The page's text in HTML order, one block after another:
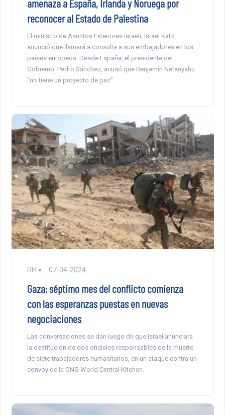
amenaza a España, Irlanda y Noruega por
reconocer al Estado de Palestina
El ministro de Asuntos Exteriores israelí, Israel Katz,
anunció que llamará a consulta a sus embajadores en los
países europeos. Desde España, el presidente del
Gobierno, Pedro Sánchez, acusó que Benjamín Netanyahu
“no tiene un proyecto de paz”.
RFI 07-04-2024
Gaza: séptimo mes del conflicto comienza
con las esperanzas puestas en nuevas
negociaciones
Las conversaciones se dan luego de que Israel anunciara
la destitución de dos oficiales responsables de la muerte
de siete trabajadores humanitarios, en un ataque contra un
convoy de la ONG World Central Kitchen.